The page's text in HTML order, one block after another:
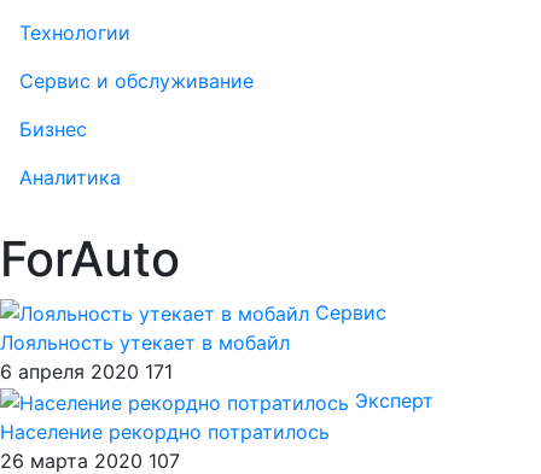
Технологии
Сервис и обслуживание
Бизнес
Аналитика
ForAuto
Сервис
Лояльность утекает в мобайл
6 апреля 2020 171
Эксперт
Население рекордно потратилось
26 марта 2020 107